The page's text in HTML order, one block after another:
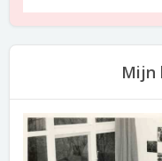
Mijn